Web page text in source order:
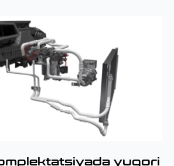
yuqori